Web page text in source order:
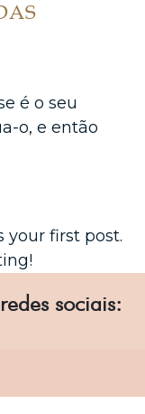
é o seu
o, e então
your first post.
sociais: